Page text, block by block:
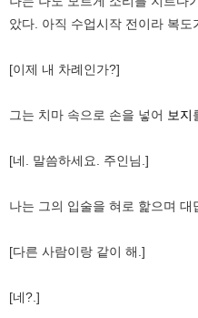
았다. 아직 수업시작 전이라 복도
[이제 내 차례인가?]
그는 치마 속으로 손을 넣어 보지
[네. 말씀하세요. 주인님.]
나는 그의 입술을 혀로 핥으며 대
[다른 사람이랑 같이 해.]
[네?.]